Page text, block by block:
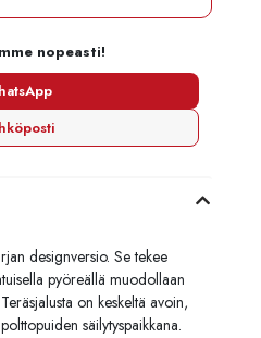
nopeasti!
designversio. Se tekee
pyöreällä muodollaan
on keskeltä avoin,
säilytyspaikkana.